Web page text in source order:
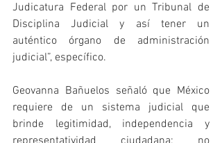
Judicatura Federal por un Tribunal de
Disciplina Judicial y así tener un
auténtico órgano de administración
judicial”, específico.
Geovanna Bañuelos señaló que México
requiere de un sistema judicial que
brinde legitimidad, independencia y